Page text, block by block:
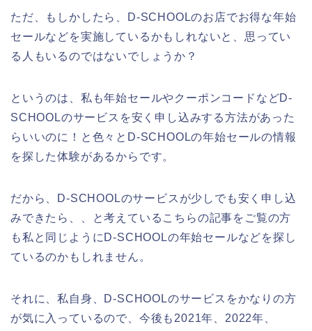
ただ、もしかしたら、D-SCHOOLのお店でお得な年始
セールなどを実施しているかもしれないと、思ってい
る人もいるのではないでしょうか？
というのは、私も年始セールやクーポンコードなどD-
SCHOOLのサービスを安く申し込みする方法があった
らいいのに！と色々とD-SCHOOLの年始セールの情報
を探した体験があるからです。
だから、D-SCHOOLのサービスが少しでも安く申し込
みできたら、、と考えているこちらの記事をご覧の方
も私と同じようにD-SCHOOLの年始セールなどを探し
ているのかもしれません。
それに、私自身、D-SCHOOLのサービスをかなりの方
が気に入っているので、今後も2021年、2022年、